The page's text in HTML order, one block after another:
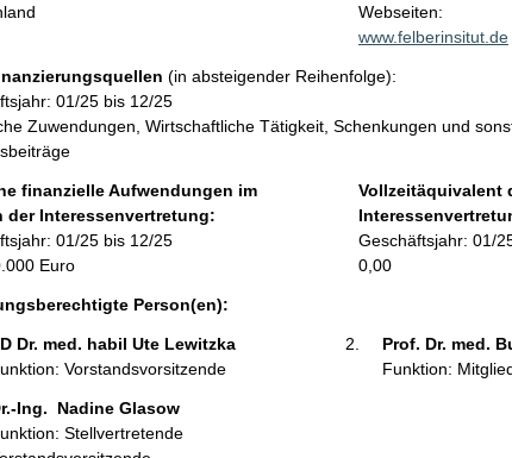
t
a
t
n
o
r
m
a
Webseiten:
www.felberinsitut.de
(in absteigender Reihenfolge):
01/25 bis 12/25
Zuwendungen, Wirtschaftliche Tätigkeit, Schenkungen und
finanzielle Aufwendungen im
der Interessenvertretung:
01/25 bis 12/25
Euro
Vollzeitäquivalent
Geschäftsjahr: 01/
0,00
Person(en):
Dr. med. habil Ute Lewitzka
Vorstandsvorsitzende
Prof. Dr. med.
Funktion:
Ing.  Nadine Glasow
Stellvertretende